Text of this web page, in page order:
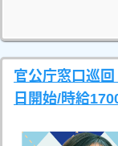
官公庁窓口巡
日開始/時給